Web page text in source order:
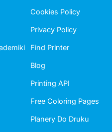
Cookies Policy
Privacy Policy
Find Printer
Blog
Printing API
Free Coloring Pages
Planery Do Druku